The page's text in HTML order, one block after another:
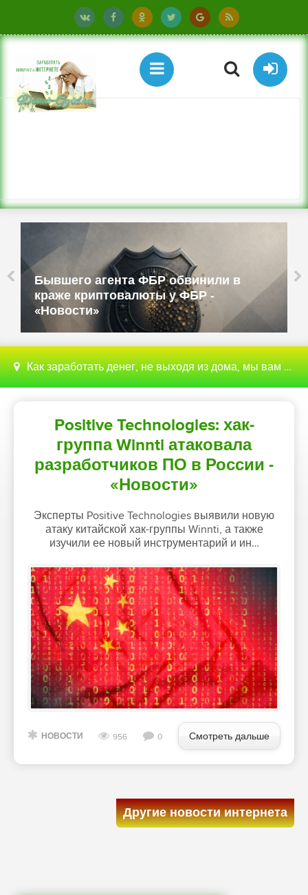
Бывшего агента ФБР обвинили в
краже криптовалюты у ФБР -
«Новости»
Как заработать денег, не выходя из дома, мы вам поможем с этим разобраться
Positive Technologies: хак-
группа Winnti атаковала
разработчиков ПО в России -
«Новости»
Эксперты Positive Technologies выявили новую
атаку китайской хак-группы Winnti, а также
изучили ее новый инструментарий и ин…
НОВОСТИ 956 0 Смотреть дальше
Другие новости интернета